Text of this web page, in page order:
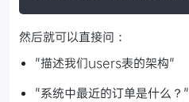
然后就可以直接问：
"描述我们users表的架构"
"系统中最近的订单是什么？"